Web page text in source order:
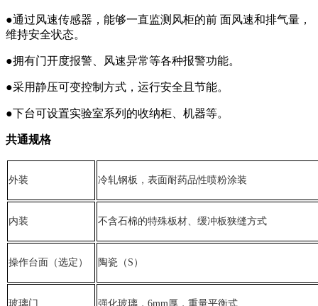
●通过风速传感器，能够一直监测风柜的前 面风速和排气量，
维持安全状态。
●拥有门开度报警、风速异常等各种报警功能。
●采用静压可变控制方式，运行安全且节能。
●下台可设置实验室系列的收纳柜、机器等。
共通规格
外装 冷轧钢板，表面耐药品性喷粉涂装
内装 不含石棉的特殊板材、缓冲板狭缝方式
操作台面（选定） 陶瓷（S）
玻璃门 强化玻璃，6mm厚，重量平衡式